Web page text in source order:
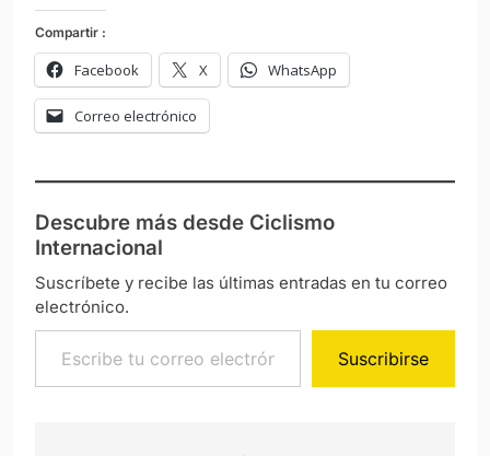
Compartir :
Facebook X WhatsApp
Correo electrónico
Descubre más desde Ciclismo
Internacional
Suscríbete y recibe las últimas entradas en tu correo
electrónico.
Escribe tu correo electrónico…
Suscribirse